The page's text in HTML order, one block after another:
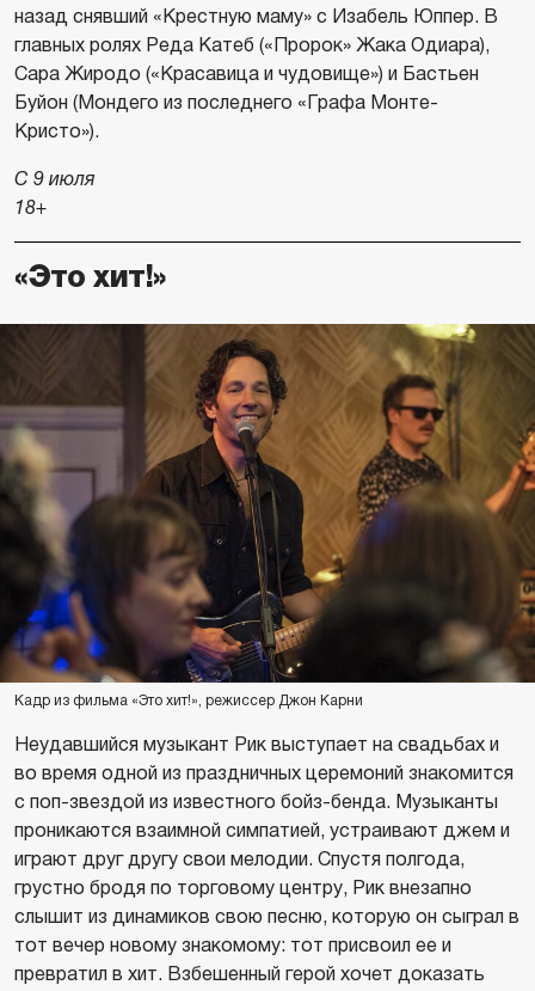
назад снявший «Крестную маму» с Изабель Юппер. В
главных ролях Реда Катеб («Пророк» Жака Одиара),
Сара Жиродо («Красавица и чудовище») и Бастьен
Буйон (Мондего из последнего «Графа Монте-
Кристо»).
С 9 июля
18+
«Это хит!»
Кадр из фильма «Это хит!», режиссер Джон Карни
Неудавшийся музыкант Рик выступает на свадьбах и
во время одной из праздничных церемоний знакомится
с поп-звездой из известного бойз-бенда. Музыканты
проникаются взаимной симпатией, устраивают джем и
играют друг другу свои мелодии. Спустя полгода,
грустно бродя по торговому центру, Рик внезапно
слышит из динамиков свою песню, которую он сыграл в
тот вечер новому знакомому: тот присвоил ее и
превратил в хит. Взбешенный герой хочет доказать